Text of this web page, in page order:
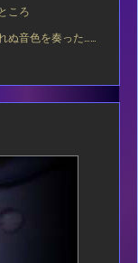
ころ
ぬ音色を奏った……